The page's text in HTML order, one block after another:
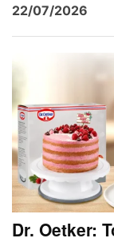
22/07/2026
Dr. Oetker: